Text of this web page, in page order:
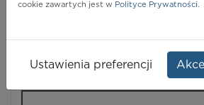
cookie zawartych jest w Polityce Prywatności.
Ustawienia preferencji